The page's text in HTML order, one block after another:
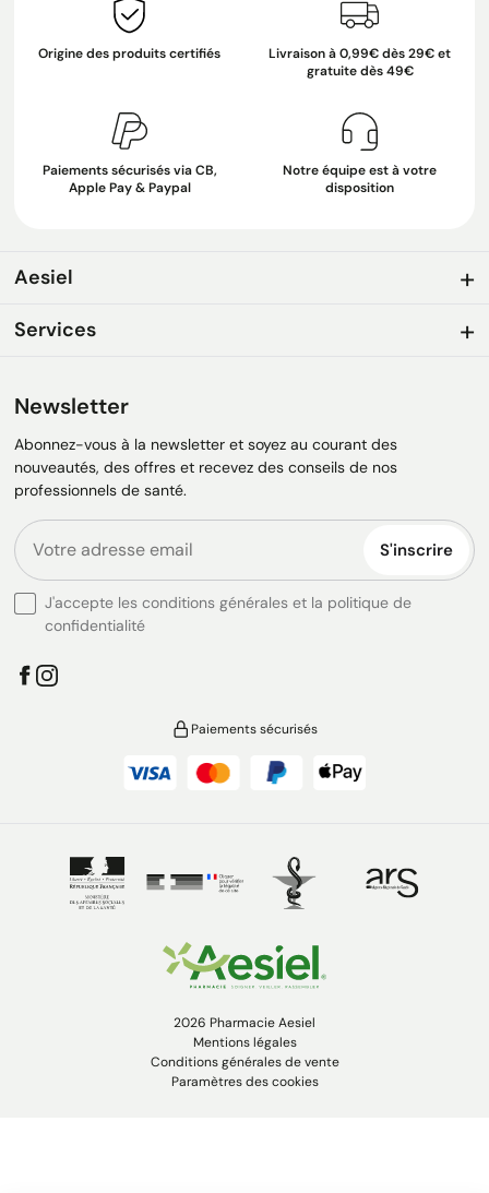
Origine des produits certifiés
Livraison à 0,99€ dès 29€ et
gratuite dès 49€
Paiements sécurisés via CB,
Apple Pay & Paypal
Notre équipe est à votre
disposition
Aesiel
Services
Newsletter
Abonnez-vous à la newsletter et soyez au courant des
nouveautés, des offres et recevez des conseils de nos
professionnels de santé.
S'inscrire
J'accepte les conditions générales et la politique de
confidentialité
Paiements sécurisés
2026 Pharmacie Aesiel
Mentions légales
Conditions générales de vente
Paramètres des cookies